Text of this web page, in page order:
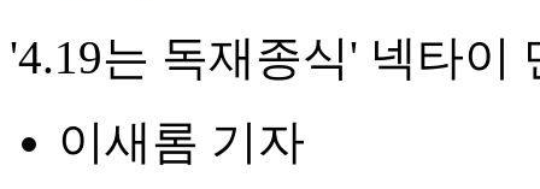
'4.19는 독재종식' 넥타이
이새롬 기자